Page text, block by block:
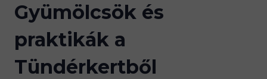
Gyümölcsök és
praktikák a
Tündérkertből